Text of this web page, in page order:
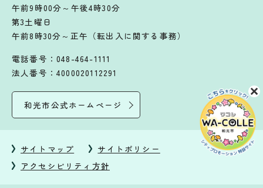
午前9時00分～午後4時30分
第3土曜日
午前8時30分～正午（転出入に関する事務）
電話番号：048-464-1111
法人番号：4000020112291
和光市公式ホームページ
サイトマップ
サイトポリシー
アクセシビリティ方針